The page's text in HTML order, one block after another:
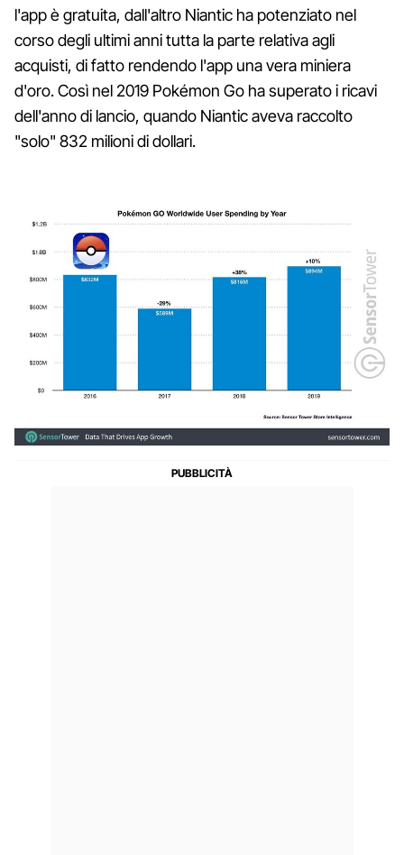
l'app è gratuita, dall'altro Niantic ha potenziato nel
corso degli ultimi anni tutta la parte relativa agli
acquisti, di fatto rendendo l'app una vera miniera
d'oro. Così nel 2019 Pokémon Go ha superato i ricavi
dell'anno di lancio, quando Niantic aveva raccolto
"solo" 832 milioni di dollari.